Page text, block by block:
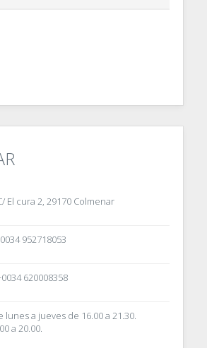
El cura 2, 29170 Colmenar
952718053
620008358
a jueves de 16.00 a 21.30.
a 20.00.